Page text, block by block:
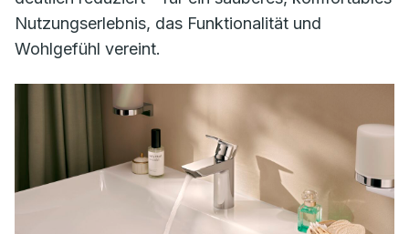
Nutzungserlebnis, das Funktionalität und
Wohlgefühl vereint.